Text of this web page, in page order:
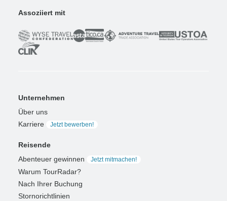
Assoziiert mit
Unternehmen
Über uns
Karriere
Jetzt bewerben!
Reisende
Abenteuer gewinnen
Jetzt mitmachen!
Warum TourRadar?
Nach Ihrer Buchung
Stornorichtlinien